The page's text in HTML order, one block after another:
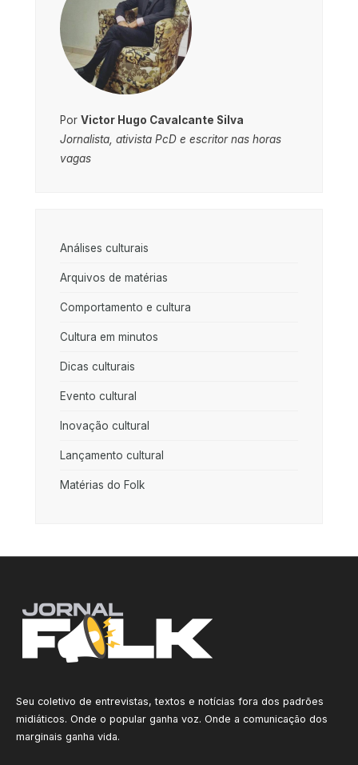
Por Victor Hugo Cavalcante Silva
Jornalista, ativista PcD e escritor nas horas
vagas
Análises culturais
Arquivos de matérias
Comportamento e cultura
Cultura em minutos
Dicas culturais
Evento cultural
Inovação cultural
Lançamento cultural
Matérias do Folk
Seu coletivo de entrevistas, textos e notícias fora dos padrões
midiáticos. Onde o popular ganha voz. Onde a comunicação dos
marginais ganha vida.